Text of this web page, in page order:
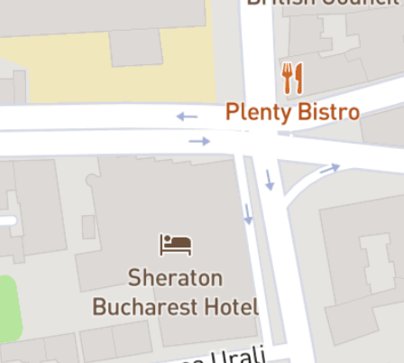
măştile şi costumele extrem de sugestive. Fiecare personaj
important are un fragment muzical descriptiv.